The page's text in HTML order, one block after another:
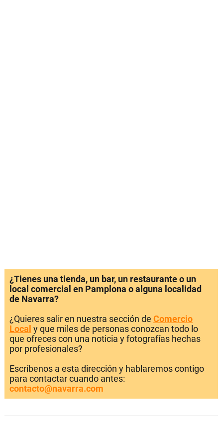
¿Tienes una tienda, un bar, un restaurante o un
local comercial en Pamplona o alguna localidad
de Navarra?
¿Quieres salir en nuestra sección de Comercio
Local y que miles de personas conozcan todo lo
que ofreces con una noticia y fotografías hechas
por profesionales?
Escríbenos a esta dirección y hablaremos contigo
para contactar cuando antes:
contacto@navarra.com